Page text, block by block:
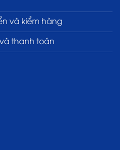
và kiểm hàng
thanh toán